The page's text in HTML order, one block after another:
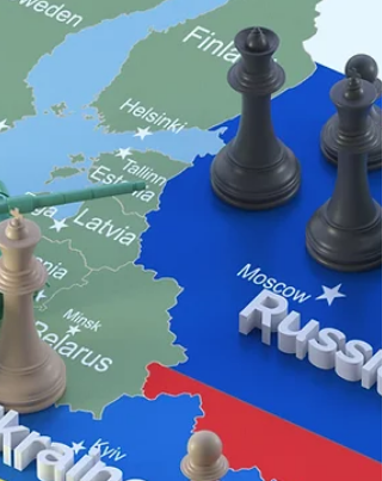
''Risponda pure"
Al concerto dei grandi cori verdiani, applausi
per il maestro "Risponda pure, noi
riprendiamo dopo": il maestro Riccardo
Chailly ha detto...